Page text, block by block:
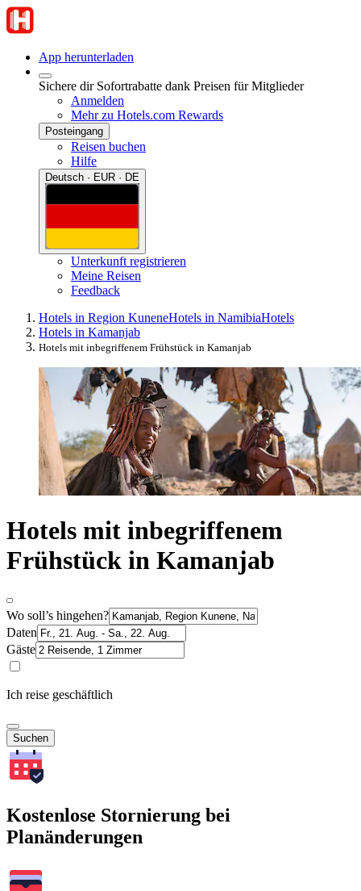
App herunterladen
Sichere dir Sofortrabatte dank Preisen für Mitglieder
Anmelden
Mehr zu Hotels.com Rewards
Posteingang
Reisen buchen
Hilfe
Deutsch · EUR · DE
Unterkunft registrieren
Meine Reisen
Feedback
Hotels in Region KuneneHotels in NamibiaHotels
Hotels in Kamanjab
Hotels mit inbegriffenem Frühstück in Kamanjab
Hotels mit inbegriffenem
Frühstück in Kamanjab
Wo soll’s hingehen?
Daten
Gäste
Ich reise geschäftlich
Suchen
Kostenlose Stornierung bei
Planänderungen